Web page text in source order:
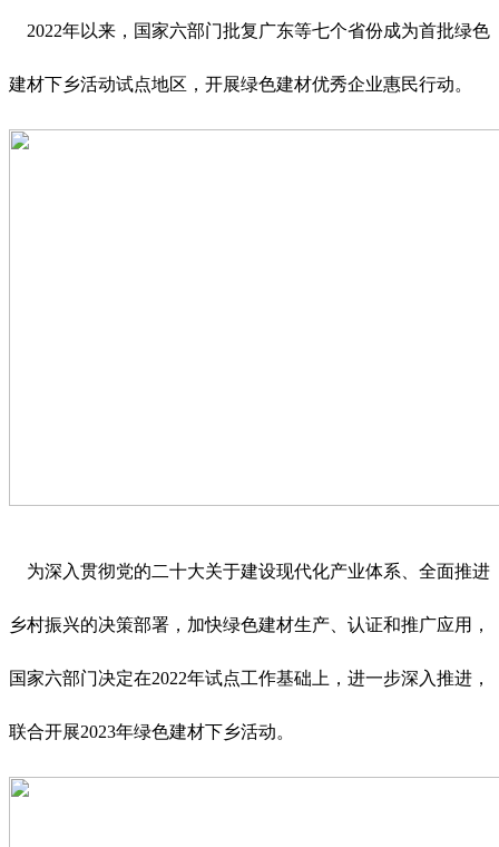
2022年以来，国家六部门批复广东等七个省份成为首批绿色
建材下乡活动试点地区，开展绿色建材优秀企业惠民行动。
为深入贯彻党的二十大关于建设现代化产业体系、全面推进
乡村振兴的决策部署，加快绿色建材生产、认证和推广应用，
国家六部门决定在2022年试点工作基础上，进一步深入推进，
联合开展2023年绿色建材下乡活动。